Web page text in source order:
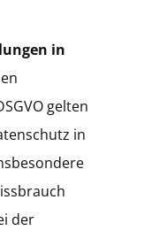
in
gelten
in
der